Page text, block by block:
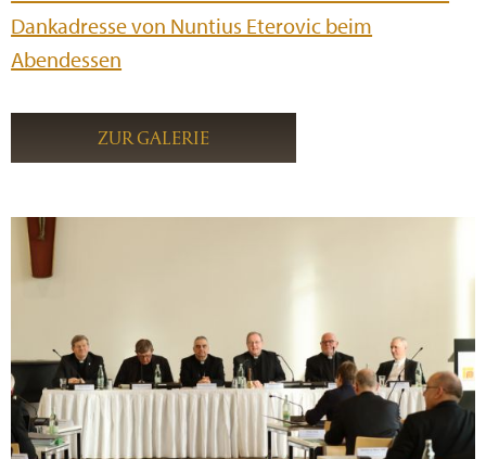
Dankadresse von Nuntius Eterovic beim
Abendessen
ZUR GALERIE